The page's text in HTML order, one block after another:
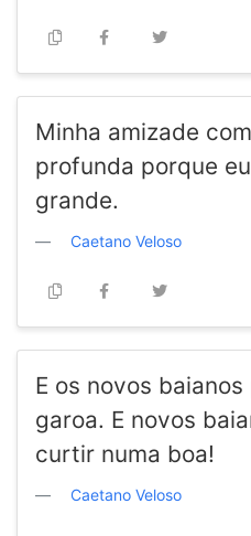
Minha amizade
profunda porque
grande.
Caetano Veloso
E os novos
garoa. E novos
curtir numa boa!
Caetano Veloso